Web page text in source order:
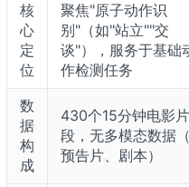
核
心
定
位
聚焦"原子动作识
别"（如"站立""交
谈"），服务于基础
作检测任务
数
据
构
成
430个15分钟电影片
段，无多模态数据
预告片、剧本）